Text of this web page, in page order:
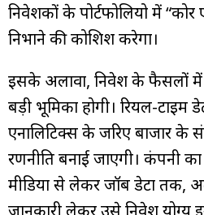
निवेशकों के पोर्टफोलियो में
निभाने की कोशिश करेगा।
इसके अलावा, निवेश के फैसलों में
बड़ी भूमिका होगी। रियल-टाइम
एनालिटिक्स के जरिए बाजार
रणनीति बनाई जाएगी। कंपनी
मीडिया से लेकर जॉब डेटा तक,
जानकारी लेकर उसे निवेश योग्य